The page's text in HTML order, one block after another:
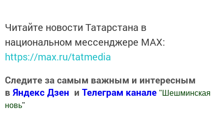
Читайте новости Татарстана в
национальном мессенджере MАХ:
https://max.ru/tatmedia
Следите за самым важным и интересным
в Яндекс Дзен и Телеграм канале " Шешминская
новь"